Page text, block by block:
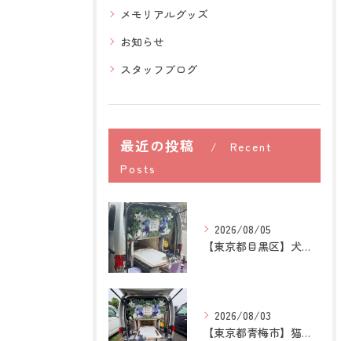
メモリアルグッズ
お知らせ
スタッフブログ
最近の投稿
Recent
Posts
2026/08/05
【東京都目黒区】犬の訪問ペット火葬｜住み慣れた場所で心穏やか...
2026/08/03
【東京都青梅市】猫の訪問ペット火葬｜後悔しないために知ってお...